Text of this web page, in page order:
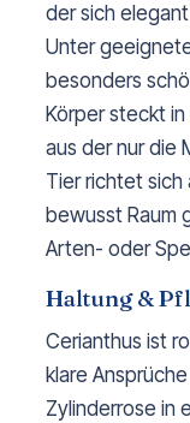
der sich
Unter
besonders
Körper steckt
aus der nur die
Tier richtet sich
bewusst Raum
Arten- oder
Haltung &
Cerianthus ist
klare
Zylinderrose in